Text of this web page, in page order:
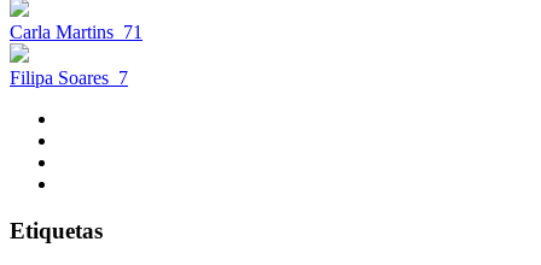
Carla Martins 71
Filipa Soares 7
Etiquetas